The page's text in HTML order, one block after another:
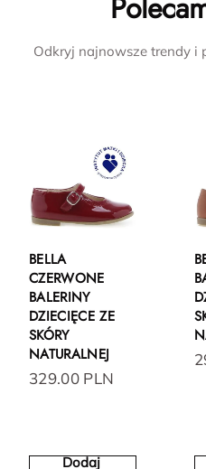
Odkryj najnowsze trendy i
BELLA
CZERWONE
BALERINY
DZIECIĘCE ZE
SKÓRY
NATURALNEJ
329.00 PLN
Dodaj